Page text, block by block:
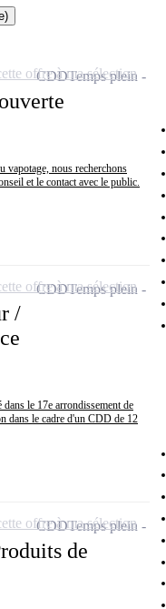
vapotage, nous recherchons
et le contact avec le public.
CDDTemps plein
offre à ma sélection
/
le 17e arrondissement de
dans le cadre d'un CDD de 12
CDDTemps plein
offre à ma sélection
de
CDDTemps plein
offre à ma sélection